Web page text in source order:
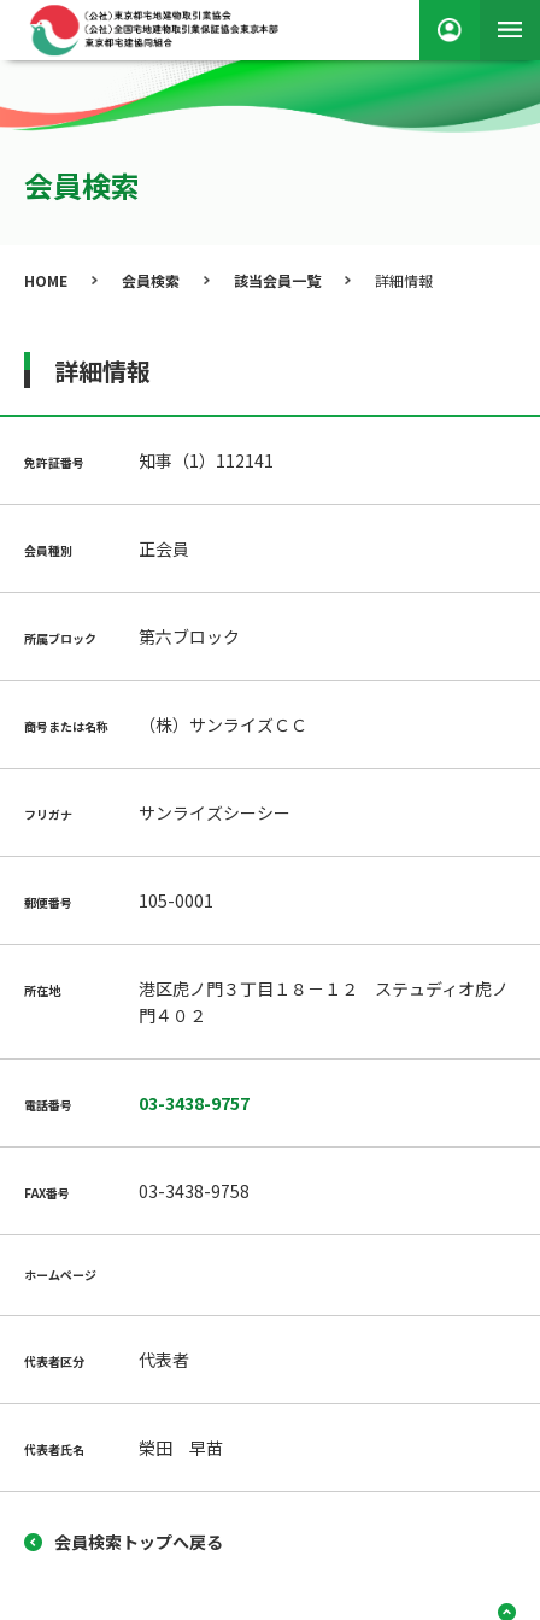
会員検索
HOME 会員検索 該当会員一覧 詳細情報
詳細情報
免許証番号 知事（1）112141
会員種別 正会員
所属ブロック 第六ブロック
商号または名称 （株）サンライズＣＣ
フリガナ サンライズシーシー
郵便番号 105-0001
所在地
港区虎ノ門３丁目１８－１２ ステュディオ虎ノ
門４０２
電話番号 03-3438-9757
FAX番号 03-3438-9758
ホームページ
代表者区分 代表者
代表者氏名 榮田 早苗
会員検索トップへ戻る